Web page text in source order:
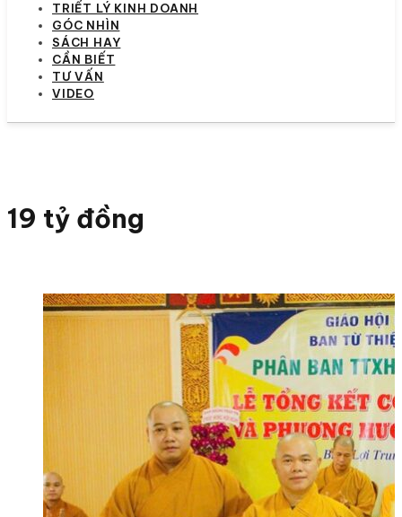
TRIẾT LÝ KINH DOANH
GÓC NHÌN
SÁCH HAY
CẦN BIẾT
TƯ VẤN
VIDEO
19 tỷ đồng